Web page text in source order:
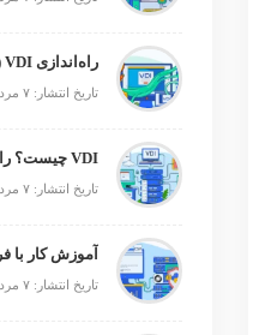
تاریخ انتشار: ۷ مرداد ۱۴۰۵
تاریخ انتشار: ۷ مرداد ۱۴۰۵
تاریخ انتشار: ۷ مرداد ۱۴۰۵